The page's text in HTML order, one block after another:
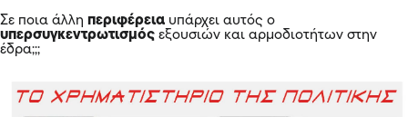
Σε ποια άλλη περιφέρεια υπάρχει αυτός ο
υπερσυγκεντρωτισμός εξουσιών και αρμοδιοτήτων στην
έδρα;;;